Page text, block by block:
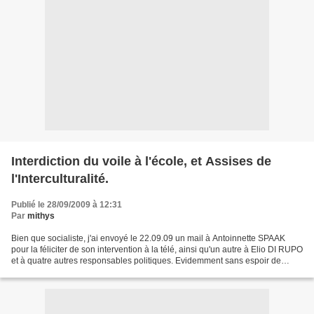
Interdiction du voile à l'école, et Assises de
l'Interculturalité.
Publié le 28/09/2009 à 12:31
Par mithys
Bien que socialiste, j'ai envoyé le 22.09.09 un mail à Antoinnette SPAAK
pour la féliciter de son intervention à la télé, ainsi qu'un autre à Elio DI RUPO
et à quatre autres responsables politiques. Evidemment sans espoir de